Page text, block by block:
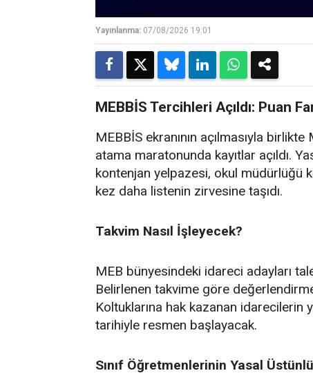
Yayınlanma: 07/08/2026 19:01
MEBBİS Tercihleri Açıldı: Puan
MEBBİS ekranının açılmasıyla
atama maratonunda kayıtlar açıldı.
kontenjan yelpazesi, okul müdürlüğü
kez daha listenin zirvesine taşıdı.
Takvim Nasıl İşleyecek?
MEB bünyesindeki idareci adayları
Belirlenen takvime göre
Koltuklarına hak kazanan
tarihiyle resmen başlayacak.
Sınıf Öğretmenlerinin Yasal